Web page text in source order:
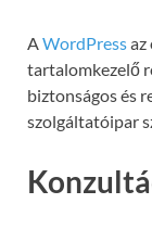
AWordPressaz
tartalomkezelő
biztonságos és
szolgáltatóipar